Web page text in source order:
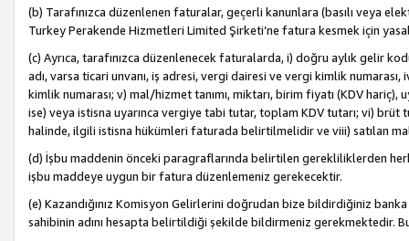
(b) Tarafınızca düzenlenen faturalar, geçerli kanunlara (basılı veya
Turkey Perakende Hizmetleri Limited Şirketi’ne fatura kesmek için
(c) Ayrıca, tarafınızca düzenlenecek faturalarda, i) doğru aylık gelir
adı, varsa ticari unvanı, iş adresi, vergi dairesi ve vergi kimlik
kimlik numarası; v) mal/hizmet tanımı, miktarı, birim fiyatı (KDV
ise) veya istisna uyarınca vergiye tabi tutar, toplam KDV tutarı; vi) brüt
halinde, ilgili istisna hükümleri faturada belirtilmelidir ve viii) satılan
(d) İşbu maddenin önceki paragraflarında belirtilen gerekliliklerden
işbu maddeye uygun bir fatura düzenlemeniz gerekecektir.
(e) Kazandığınız Komisyon Gelirlerini doğrudan bize bildirdiğiniz banka
sahibinin adını hesapta belirtildiği şekilde bildirmeniz gerekmektedir.